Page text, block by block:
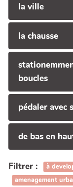
la ville
la chausse
boucles
pédaler avec
de bas en
Filtrer : à
amenagement